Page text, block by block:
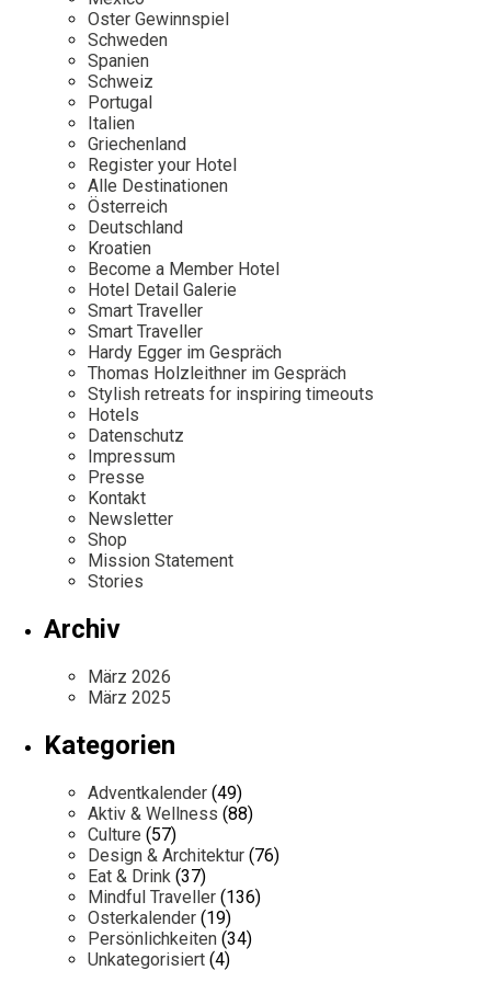
Mexico
Niederlande
Österreich
Portugal
Schweden
Spanien
Schweiz
Persönlichkeiten
Our Story
Career
Kontakt
Impressum
Oster Gewinnspiel
Schweden
Spanien
Schweiz
Portugal
Italien
Griechenland
Register your Hotel
Alle Destinationen
Österreich
Deutschland
Kroatien
Become a Member Hotel
Hotel Detail Galerie
Smart Traveller
Smart Traveller
Hardy Egger im Gespräch
Thomas Holzleithner im Gespräch
Stylish retreats for inspiring timeouts
Hotels
Datenschutz
Impressum
Presse
Kontakt
Newsletter
Shop
Mission Statement
Stories
Archiv
März 2026
März 2025
Kategorien
Adventkalender (49)
Aktiv & Wellness (88)
Culture (57)
Design & Architektur (76)
Eat & Drink (37)
Mindful Traveller (136)
Osterkalender (19)
Persönlichkeiten (34)
Unkategorisiert (4)